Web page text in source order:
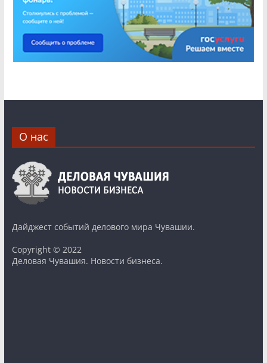
О нас
Дайджест событий делового мира Чувашии.
Copyright © 2022
Деловая Чувашия. Новости бизнеса.